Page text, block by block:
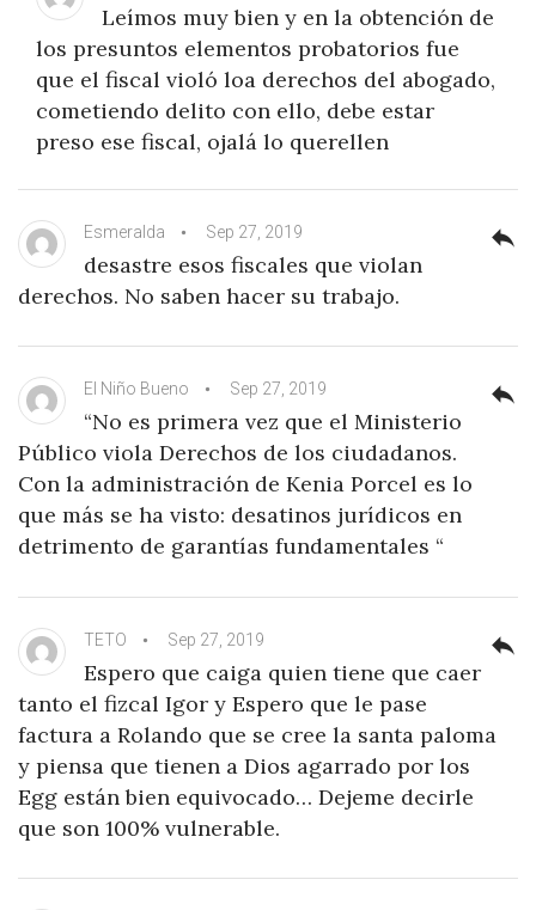
Leímos muy bien y en la obtención de
los presuntos elementos probatorios fue
que el fiscal violó loa derechos del abogado,
cometiendo delito con ello, debe estar
preso ese fiscal, ojalá lo querellen
Esmeralda Sep 27, 2019
desastre esos fiscales que violan
derechos. No saben hacer su trabajo.
reply
El Niño Bueno Sep 27, 2019
“No es primera vez que el Ministerio
Público viola Derechos de los ciudadanos.
Con la administración de Kenia Porcel es lo
que más se ha visto: desatinos jurídicos en
detrimento de garantías fundamentales “
reply
TETO Sep 27, 2019
Espero que caiga quien tiene que caer
tanto el fizcal Igor y Espero que le pase
factura a Rolando que se cree la santa paloma
y piensa que tienen a Dios agarrado por los
Egg están bien equivocado… Dejeme decirle
que son 100% vulnerable.
reply